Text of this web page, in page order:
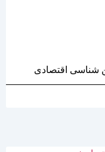
شناسی اقتصادی